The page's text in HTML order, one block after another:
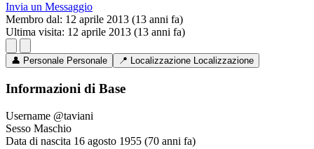
Invia un Messaggio
Membro dal: 12 aprile 2013 (13 anni fa)
Ultima visita: 12 aprile 2013 (13 anni fa)
👤 Personale Personale 📍 Localizzazione Localizzazione
Informazioni di Base
Username @taviani
Sesso Maschio
Data di nascita 16 agosto 1955 (70 anni fa)